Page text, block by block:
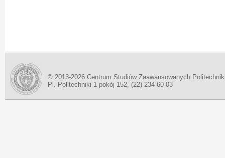
© 2013-2026 Centrum Studiów Zaawansowanych
Pl. Politechniki 1 pokój 152, (22) 234-60-03